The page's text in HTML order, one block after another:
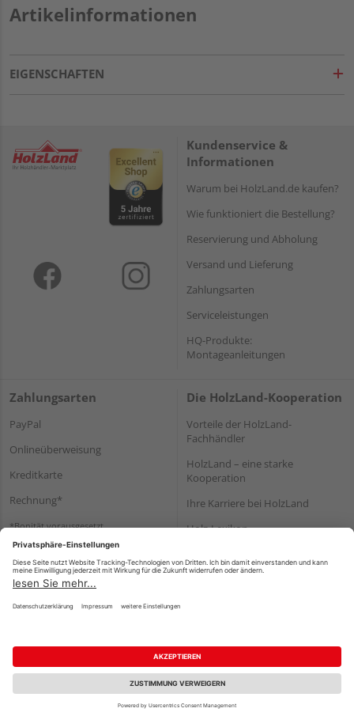
Artikelinformationen
EIGENSCHAFTEN
Kundenservice &
Informationen
Warum bei HolzLand.de kaufen?
Wie funktioniert die Bestellung?
Reservierung und Abholung
Versand und Lieferung
Zahlungsarten
Serviceleistungen
HQ-Produkte:
Montageanleitungen
Zahlungsarten
PayPal
Onlineüberweisung
Kreditkarte
Rechnung*
*Bonität vorausgesetzt
Die HolzLand-Kooperation
Vorteile der HolzLand-
Fachhändler
HolzLand – eine starke
Kooperation
Ihre Karriere bei HolzLand
Holz-Lexikon
Impressum Datenschutz
Nutzungsbedingungen
Barrierefreiheitserklärung
Vertrag widerrufen